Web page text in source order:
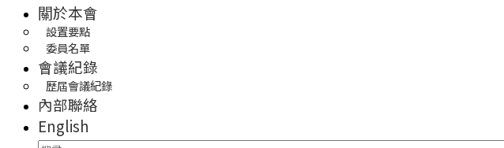
關於本會
設置要點
委員名單
會議紀錄
歷屆會議紀錄
內部聯絡
English